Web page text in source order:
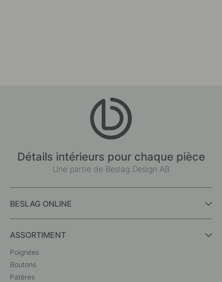
Détails intérieurs pour chaque pièce
Une partie de Beslag Design AB
BESLAG ONLINE
ASSORTIMENT
Poignées
Boutons
Patères